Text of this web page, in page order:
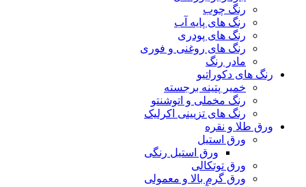
رنگ چوب
رنگ‌ های پایه آب
رنگ های پودری
رنگ‌ های روغنی و فوری
مادر رنگ
رنگ های دکوراتیو
خمیر پتینه برجسته
رنگ مخملی و اتوشنتو
رنگ های تزیینی اکرلیک
ورق طلا و نقره
ورق استیل
ورق استیل رنگی
ورق توتکالی
ورق گرم بالا و معمولی